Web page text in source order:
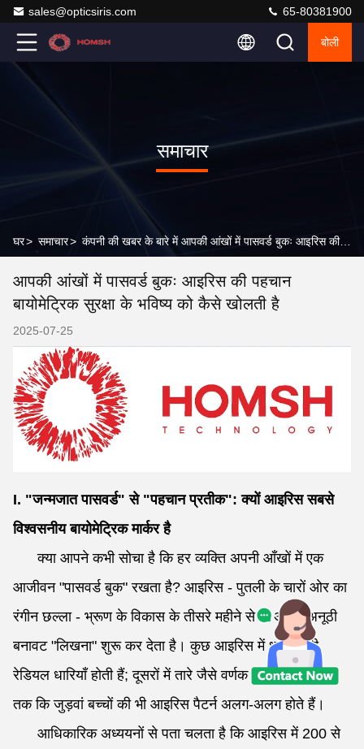
sales@opticsiris.com 65-80381900
बोली
समाचार
घर> समाचार> कंपनी की खबर के बारे में आपकी आंखों में पासवर्ड बुकः आइरिस की पहचान बायोमेट्रिक सुरक्षा के भविष्य को कैसे खोलती है
आपकी आंखों में पासवर्ड बुकः आइरिस की पहचान
बायोमेट्रिक सुरक्षा के भविष्य को कैसे खोलती है
2025-07-25
I. "जन्मजात पासवर्ड" से "पहचान प्रतीक": क्यों आइरिस सबसे
विश्वसनीय बायोमेट्रिक मार्कर है
क्या आपने कभी सोचा है कि हर व्यक्ति अपनी आँखों में एक
आजीवन "पासवर्ड बुक" रखता है? आइरिस - पुतली के चारों ओर का
रंगीन छल्ला - भ्रूण के विकास के तीसरे महीने से ही अपनी अनूठी
बनावट "लिखना" शुरू कर देता है। कुछ आइरिस में धारा जैसी
रेडियल धारियाँ होती हैं; दूसरों में तारे जैसे वर्णक धब्बे होते हैं। यहां
तक कि जुड़वां बच्चों की भी आइरिस पैटर्न अलग-अलग होते हैं।
आधिकारिक अध्ययनों से पता चलता है कि आइरिस में 200 से